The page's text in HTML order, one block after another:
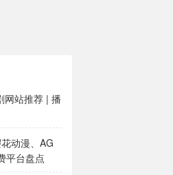
网站推荐 | 播
动漫、AG
平台盘点